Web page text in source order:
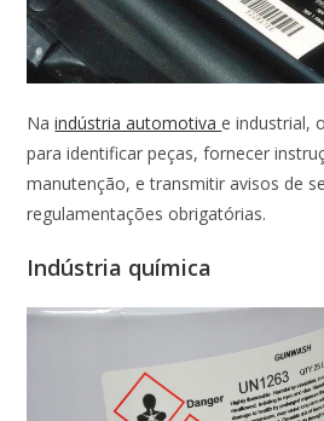
Naindústria automotivae industrial,
para identificar peças, fornecer
manutenção, e transmitir avisos de
regulamentações obrigatórias.
Indústria química